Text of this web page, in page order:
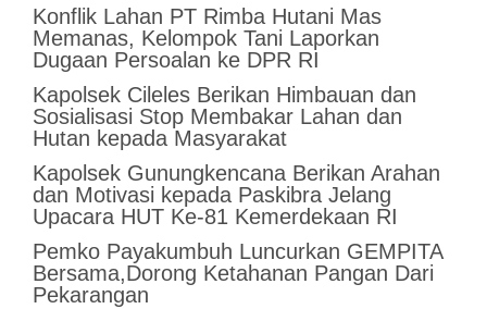
Konflik Lahan PT Rimba Hutani Mas
Memanas, Kelompok Tani Laporkan
Dugaan Persoalan ke DPR RI
Kapolsek Cileles Berikan Himbauan dan
Sosialisasi Stop Membakar Lahan dan
Hutan kepada Masyarakat
‎Kapolsek Gunungkencana Berikan Arahan
dan Motivasi kepada Paskibra Jelang
Upacara HUT Ke-81 Kemerdekaan RI
Pemko Payakumbuh Luncurkan GEMPITA
Bersama,Dorong Ketahanan Pangan Dari
Pekarangan